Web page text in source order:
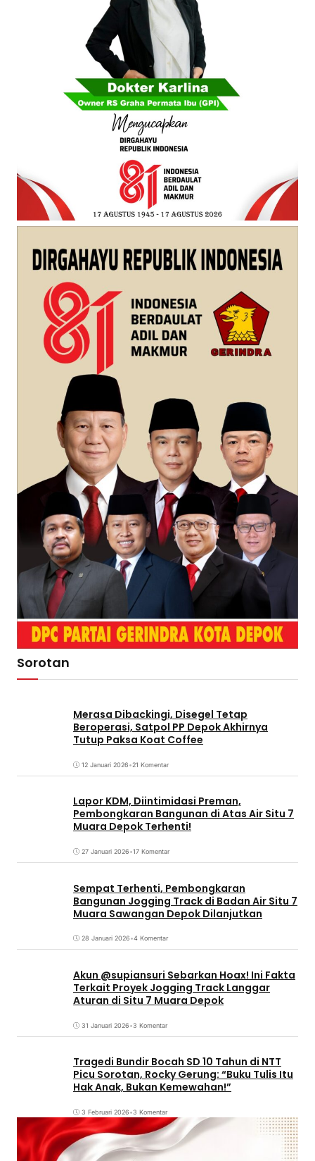
Sorotan
Merasa Dibackingi, Disegel Tetap
Beroperasi, Satpol PP Depok Akhirnya
Tutup Paksa Koat Coffee
12 Januari 2026•21 Komentar
Lapor KDM, Diintimidasi Preman,
Pembongkaran Bangunan di Atas Air Situ 7
Muara Depok Terhenti!
27 Januari 2026•17 Komentar
Sempat Terhenti, Pembongkaran
Bangunan Jogging Track di Badan Air Situ 7
Muara Sawangan Depok Dilanjutkan
28 Januari 2026•4 Komentar
Akun @supiansuri Sebarkan Hoax! Ini Fakta
Terkait Proyek Jogging Track Langgar
Aturan di Situ 7 Muara Depok
31 Januari 2026•3 Komentar
Tragedi Bundir Bocah SD 10 Tahun di NTT
Picu Sorotan, Rocky Gerung: “Buku Tulis Itu
Hak Anak, Bukan Kemewahan!”
3 Februari 2026•3 Komentar